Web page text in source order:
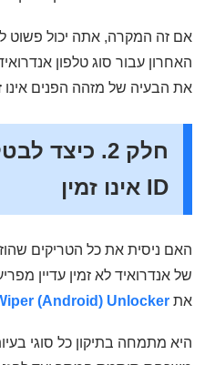
אם זה המקרה, אתה יכול פשוט
האחרון עבור סוג טלפון
את הבעיה של מזהה הפנים אינו
ID אינו זמין
האם ניסית את כל הטריקים
של אנדרואיד לא זמין עדיין
את (Android) Unlocker
היא מתמחה בתיקון כל סוגי